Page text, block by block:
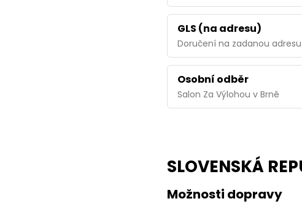
GLS (na adresu)
Doručení na zadanou adresu
Osobní odběr
Salon Za Výlohou v Brně
SLOVENSKÁ
Možnosti dopravy